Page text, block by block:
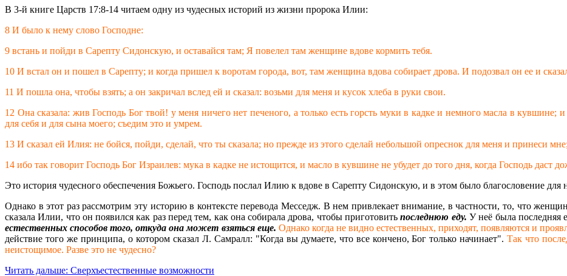
В 3-й книге Царств 17:8-14 читаем одну из чудесных историй из жизни пророка Илии:
8 И было к нему слово Господне:
9 встань и пойди в Сарепту Сидонскую, и оставайся там; Я повелел там женщине вдове кормить тебя.
10 И встал он и пошел в Сарепту; и когда пришел к воротам города, вот, там женщина вдова собирает дрова. И подозвал он ее и
11 И пошла она, чтобы взять; а он закричал вслед ей и сказал: возьми для меня и кусок хлеба в руки свои.
12 Она сказала: жив Господь Бог твой! у меня ничего нет печеного, а только есть горсть муки в кадке и немного масла в кувшине;
для себя и для сына моего; съедим это и умрем.
13 И сказал ей Илия: не бойся, пойди, сделай, что ты сказала; но прежде из этого сделай небольшой опреснок для меня и принеси
14 ибо так говорит Господь Бог Израилев: мука в кадке не истощится, и масло в кувшине не убудет до того дня, когда Господь даст
Это история чудесного обеспечения Божьего. Господь послал Илию к вдове в Сарепту Сидонскую, и в этом было благословение для
Однако в этот раз рассмотрим эту историю в контексте перевода Месседж. В нем привлекает внимание, в частности, то, что
сказала Илии, что он появился как раз перед тем, как она собирала дрова, чтобы приготовитьпоследнюю еду. У неё была последняя
естественных способов того, откуда она может взяться еще. Однако когда не видно естественных, приходят, появляются и
действие того же принципа, о котором сказал Л. Самралл: "Когда вы думаете, что все кончено, Бог только начинает".Так что
неистощимое. Разве это не чудесно?
Читать дальше: Сверхъестественные возможности